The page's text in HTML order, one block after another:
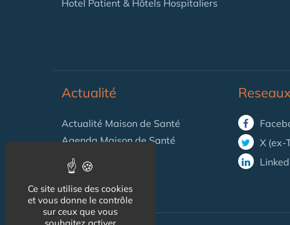
Hotel Patient & Hôtels Hospitaliers
Actualité
Actualité Maison de Santé
Agenda Maison de Santé
Flux RSS
Newsletter
X (ex-
Ce site utilise des cookies
et vous donne le contrôle
sur ceux que vous